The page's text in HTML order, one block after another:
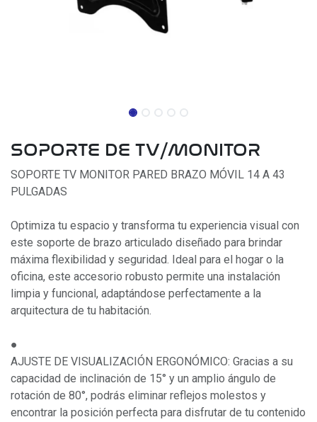
SOPORTE DE TV/MONITOR
SOPORTE TV MONITOR PARED BRAZO MÓVIL 14 A 43
PULGADAS
Optimiza tu espacio y transforma tu experiencia visual con
este soporte de brazo articulado diseñado para brindar
máxima flexibilidad y seguridad. Ideal para el hogar o la
oficina, este accesorio robusto permite una instalación
limpia y funcional, adaptándose perfectamente a la
arquitectura de tu habitación.
●
AJUSTE DE VISUALIZACIÓN ERGONÓMICO: Gracias a su
capacidad de inclinación de 15° y un amplio ángulo de
rotación de 80°, podrás eliminar reflejos molestos y
encontrar la posición perfecta para disfrutar de tu contenido